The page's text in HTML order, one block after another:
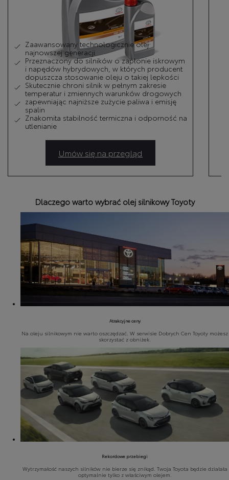
Zaawansowany technologicznie olej
najnowszej generacji
Przeznaczony do silników o zapłonie iskrowym
i napędów hybrydowych, w których producent
dopuszcza stosowanie oleju o takiej lepkości
Skutecznie chroni silnik w pełnym zakresie
temperatur i zmiennych warunków drogowych
zapewniając najniższe zużycie paliwa i emisję
spalin
Znakomita stabilność termiczna i odporność na
utlenianie
Umów się na przegląd
Dlaczego warto wybrać olej silnikowy Toyoty
Atrakcyjne ceny
Na oleju silnikowym nie warto oszczędzać. W serwisie Dobrych Cen Toyoty możesz
skorzystać z obniżek.
Rekordowe przebiegi
Wytrzymałość naszych silników nie bierze się znikąd. Twoja Toyota będzie działała
optymalnie tylko z właściwym olejem.